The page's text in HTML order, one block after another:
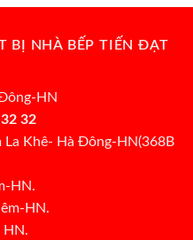
BỊ NHÀ BẾP TIẾN ĐẠT
HN
32
La Khê- Hà Đông-HN(368B
HN.
HN.
HN.